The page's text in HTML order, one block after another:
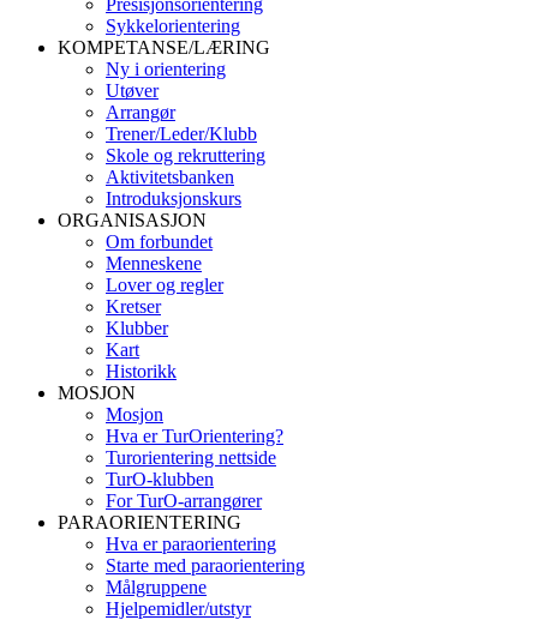
Presisjonsorientering
Sykkelorientering
KOMPETANSE/LÆRING
Ny i orientering
Utøver
Arrangør
Trener/Leder/Klubb
Skole og rekruttering
Aktivitetsbanken
Introduksjonskurs
ORGANISASJON
Om forbundet
Menneskene
Lover og regler
Kretser
Klubber
Kart
Historikk
MOSJON
Mosjon
Hva er TurOrientering?
Turorientering nettside
TurO-klubben
For TurO-arrangører
PARAORIENTERING
Hva er paraorientering
Starte med paraorientering
Målgruppene
Hjelpemidler/utstyr